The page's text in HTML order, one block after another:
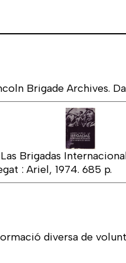
Brigade Archives.
Brigadas
: Ariel, 1974. 685 p.
diversa de